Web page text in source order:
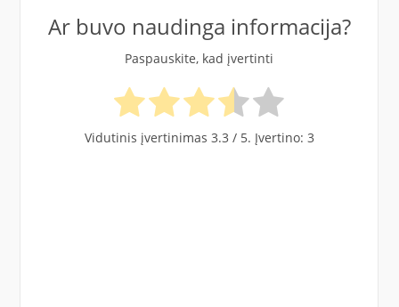
Ar buvo naudinga informacija?
Paspauskite, kad įvertinti
Vidutinis įvertinimas 3.3 / 5. Įvertino: 3